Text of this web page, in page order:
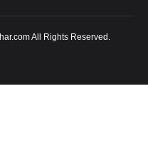
All Rights Reserved.